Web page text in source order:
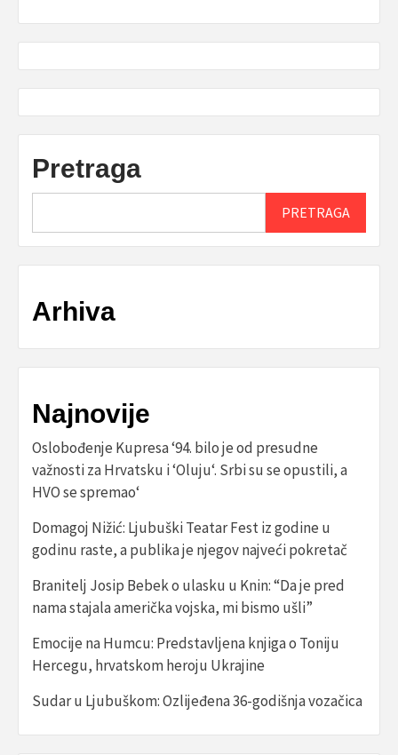
Pretraga
PRETRAGA
Arhiva
Najnovije
Oslobođenje Kupresa ‘94. bilo je od presudne
važnosti za Hrvatsku i ‘Oluju‘. Srbi su se opustili, a
HVO se spremao‘
Domagoj Nižić: Ljubuški Teatar Fest iz godine u
godinu raste, a publika je njegov najveći pokretač
Branitelj Josip Bebek o ulasku u Knin: “Da je pred
nama stajala američka vojska, mi bismo ušli”
Emocije na Humcu: Predstavljena knjiga o Toniju
Hercegu, hrvatskom heroju Ukrajine
Sudar u Ljubuškom: Ozlijeđena 36-godišnja vozačica